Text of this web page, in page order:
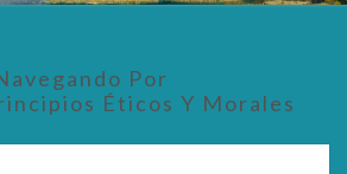
Por
Éticos Y Morales